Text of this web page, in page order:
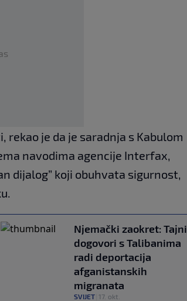
rekao je da je saradnja s Kabulom
navodima agencije Interfax,
dijalog” koji obuhvata sigurnost,
Njemački zaokret: Tajni
dogovori s Talibanima
radi deportacija
afganistanskih
migranata
SVIJET 17. okt.